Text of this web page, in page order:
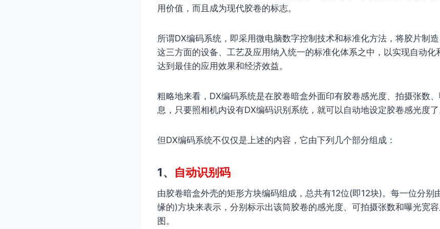
用价值，而且成为现代胶卷的标志。
所谓DX编码系统，即采用微电脑数字控制技术和标准化方法，将胶片制
这三方面的设备、工艺及应用纳入统一的标准化体系之中，以实现自动化
达到最佳的应用效果和经济效益。
粗略地来看，DX编码系统是在胶卷暗盒外面印有胶卷感光度、拍摄张数
息，只要照相机内设有DX编码识别系统，就可以自动地设定胶卷感光度了
但DX编码系统不仅仅是上述的内容，它由下列几个部分组成：
1、 自动识别码
由胶卷暗盒外壳的矩形方块编码组成，总共有12位(即12块)。每一位分别
缘的)方块来表示，分别标示出该筒胶卷的感光度、可拍摄张数和曝光宽
图。